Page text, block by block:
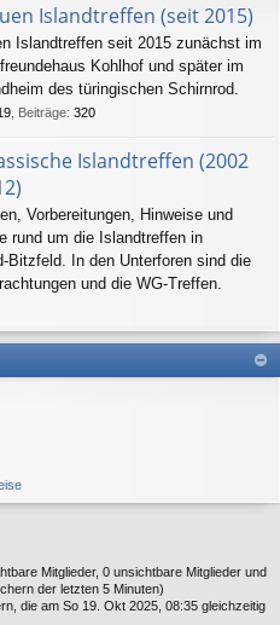
Islandtreffen (seit 2015)
Islandtreffen seit 2015 zunächst im
Kohlhof und später im
des türingischen Schirnrod.
Beiträge: 320
Islandtreffen (2002
Vorbereitungen, Hinweise und
rund um die Islandtreffen in
Bitzfeld. In den Unterforen sind die
und die WG-Treffen.
Mitglieder, 0 unsichtbare Mitglieder und
der letzten 5 Minuten)
die am So 19. Okt 2025, 08:35 gleichzeitig